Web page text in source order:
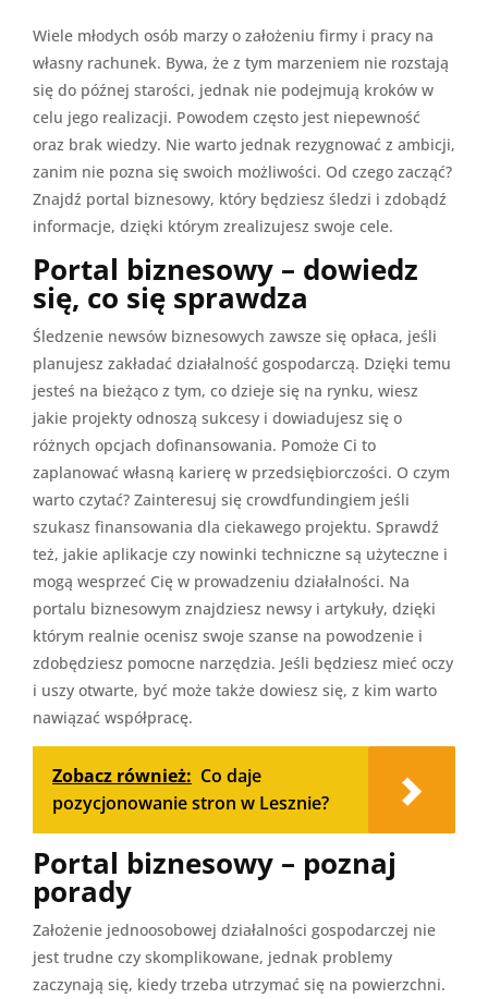
Wiele młodych osób marzy o założeniu firmy i pracy na
własny rachunek. Bywa, że z tym marzeniem nie rozstają
się do późnej starości, jednak nie podejmują kroków w
celu jego realizacji. Powodem często jest niepewność
oraz brak wiedzy. Nie warto jednak rezygnować z ambicji,
zanim nie pozna się swoich możliwości. Od czego zacząć?
Znajdź portal biznesowy, który będziesz śledzi i zdobądź
informacje, dzięki którym zrealizujesz swoje cele.
Portal biznesowy – dowiedz
się, co się sprawdza
Śledzenie newsów biznesowych zawsze się opłaca, jeśli
planujesz zakładać działalność gospodarczą. Dzięki temu
jesteś na bieżąco z tym, co dzieje się na rynku, wiesz
jakie projekty odnoszą sukcesy i dowiadujesz się o
różnych opcjach dofinansowania. Pomoże Ci to
zaplanować własną karierę w przedsiębiorczości. O czym
warto czytać? Zainteresuj się crowdfundingiem jeśli
szukasz finansowania dla ciekawego projektu. Sprawdź
też, jakie aplikacje czy nowinki techniczne są użyteczne i
mogą wesprzeć Cię w prowadzeniu działalności. Na
portalu biznesowym znajdziesz newsy i artykuły, dzięki
którym realnie ocenisz swoje szanse na powodzenie i
zdobędziesz pomocne narzędzia. Jeśli będziesz mieć oczy
i uszy otwarte, być może także dowiesz się, z kim warto
nawiązać współpracę.
Zobacz również: Co daje
pozycjonowanie stron w Lesznie?
Portal biznesowy – poznaj
porady
Założenie jednoosobowej działalności gospodarczej nie
jest trudne czy skomplikowane, jednak problemy
zaczynają się, kiedy trzeba utrzymać się na powierzchni.